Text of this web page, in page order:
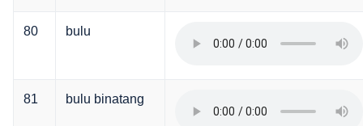
80 bulu
81 bulu binatang